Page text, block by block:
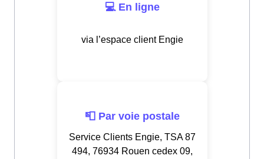
💻 En ligne
via l’espace client Engie
📮 Par voie postale
Service Clients Engie, TSA 87
494, 76934 Rouen cedex 09,